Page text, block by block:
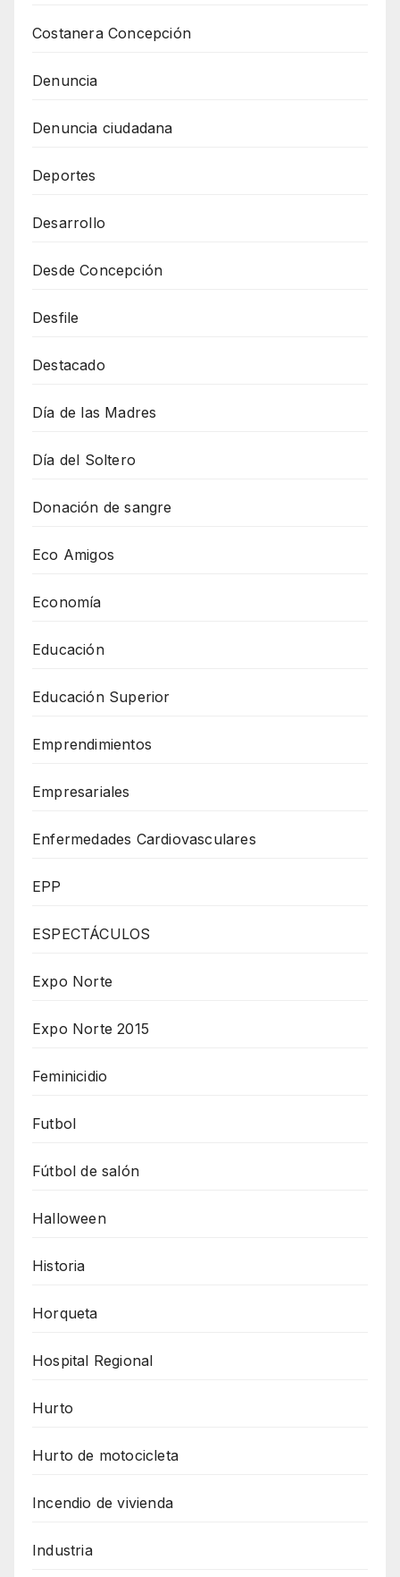
Costanera Concepción
Denuncia
Denuncia ciudadana
Deportes
Desarrollo
Desde Concepción
Desfile
Destacado
Día de las Madres
Día del Soltero
Donación de sangre
Eco Amigos
Economía
Educación
Educación Superior
Emprendimientos
Empresariales
Enfermedades Cardiovasculares
EPP
ESPECTÁCULOS
Expo Norte
Expo Norte 2015
Feminicidio
Futbol
Fútbol de salón
Halloween
Historia
Horqueta
Hospital Regional
Hurto
Hurto de motocicleta
Incendio de vivienda
Industria